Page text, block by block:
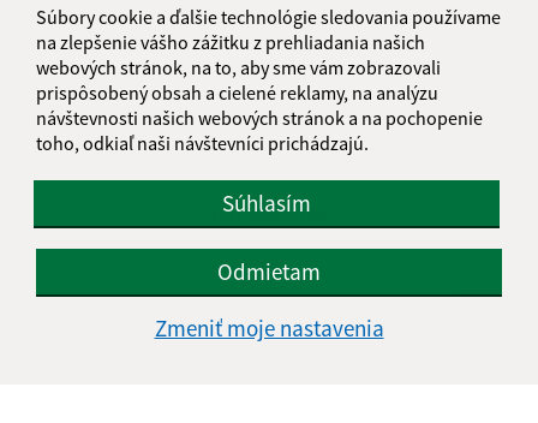
Súbory cookie a ďalšie technológie sledovania používame
na zlepšenie vášho zážitku z prehliadania našich
webových stránok, na to, aby sme vám zobrazovali
prispôsobený obsah a cielené reklamy, na analýzu
návštevnosti našich webových stránok a na pochopenie
toho, odkiaľ naši návštevníci prichádzajú.
Súhlasím
Odmietam
Zmeniť moje nastavenia
Obecný úrad Kalnište
Kalnište 30
087 01 Giraltovce
info@kalniste.sk
IČO: 00322105